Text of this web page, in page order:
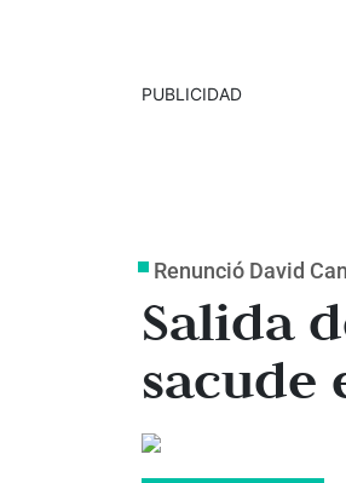
PUBLICIDAD
Renunció David
Salida
sacude